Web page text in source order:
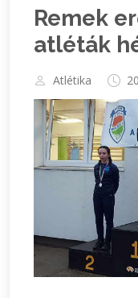
Remek
atléták
Atlétika